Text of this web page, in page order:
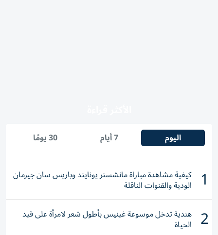
اليوم 7 أيام 30 يومًا
1 كيفية مشاهدة مباراة مانشستر يونايتد وباريس سان جيرمان
الودية والقنوات الناقلة
2 هندية تدخل موسوعة غينيس بأطول شعر لامرأة على قيد
الحياة